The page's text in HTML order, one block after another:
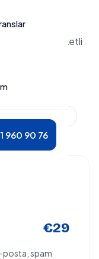
960 90 76
için paketli
& Satış
€29
posta, spam